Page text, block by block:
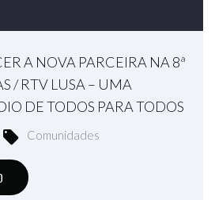
A NOVA PARCEIRA NA 8ª
/ RTV LUSA – UMA
DE TODOS PARA TODOS
Comunidades